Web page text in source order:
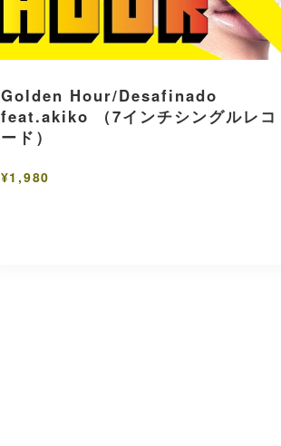
Golden Hour/Desafinado
feat.akiko （7インチシングルレコ
ード）
¥1,980